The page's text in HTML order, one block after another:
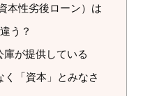
本性劣後ローン）は
う？
庫が提供している
「資本」とみなさ